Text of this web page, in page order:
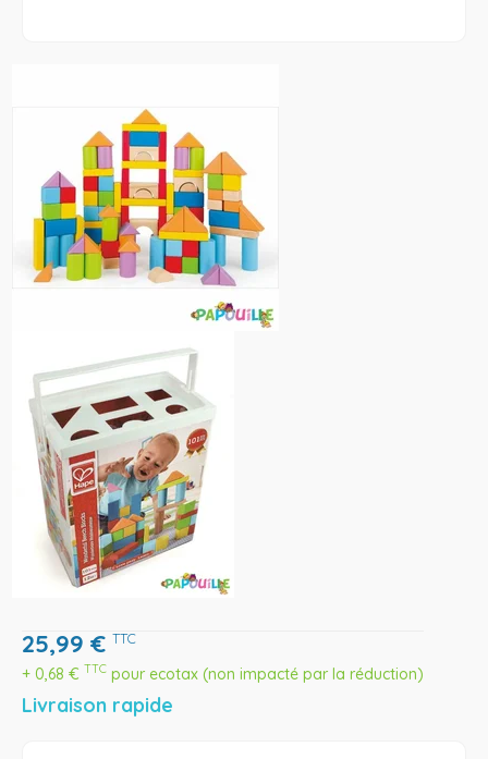
25,99 € TTC
+ 0,68 € TTC pour ecotax (non impacté par la réduction)
Livraison rapide